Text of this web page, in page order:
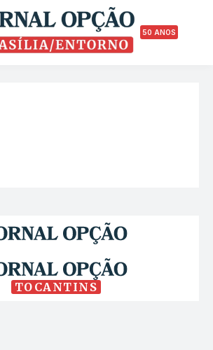
50 ANOS
TOCANTINS